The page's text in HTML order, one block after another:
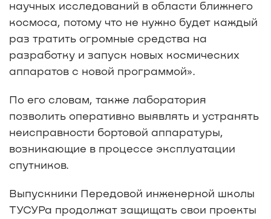
научных исследований в области ближнего
космоса, потому что не нужно будет каждый
раз тратить огромные средства на
разработку и запуск новых космических
аппаратов с новой программой».
По его словам, также лаборатория
позволить оперативно выявлять и устранять
неисправности бортовой аппаратуры,
возникающие в процессе эксплуатации
спутников.
Выпускники Передовой инженерной школы
ТУСУРа продолжат защищать свои проекты